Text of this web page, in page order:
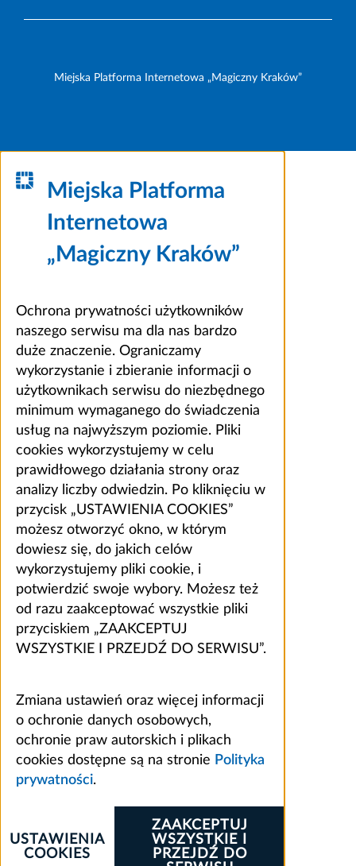
Miejska Platforma Internetowa „Magiczny Kraków”
Miejska Platforma
Internetowa
„Magiczny Kraków”
Ochrona prywatności użytkowników
naszego serwisu ma dla nas bardzo
duże znaczenie. Ograniczamy
wykorzystanie i zbieranie informacji o
użytkownikach serwisu do niezbędnego
minimum wymaganego do świadczenia
usług na najwyższym poziomie. Pliki
cookies wykorzystujemy w celu
prawidłowego działania strony oraz
analizy liczby odwiedzin. Po kliknięciu w
przycisk „USTAWIENIA COOKIES”
możesz otworzyć okno, w którym
dowiesz się, do jakich celów
wykorzystujemy pliki cookie, i
potwierdzić swoje wybory. Możesz też
od razu zaakceptować wszystkie pliki
przyciskiem „ZAAKCEPTUJ
WSZYSTKIE I PRZEJDŹ DO SERWISU”.
Zmiana ustawień oraz więcej informacji
o ochronie danych osobowych,
ochronie praw autorskich i plikach
cookies dostępne są na stronie Polityka
prywatności.
ZAAKCEPTUJ
WSZYSTKIE I
PRZEJDŹ DO
USTAWIENIA
COOKIES